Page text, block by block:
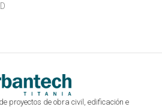
proyectos de obra civil, edificación e